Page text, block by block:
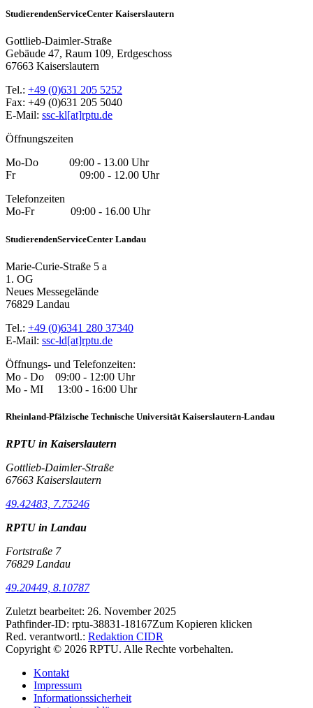
StudierendenServiceCenter Kaiserslautern
Gottlieb-Daimler-Straße
Gebäude 47, Raum 109, Erdgeschoss
67663 Kaiserslautern
Tel.: +49 (0)631 205 5252
Fax: +49 (0)631 205 5040
E-Mail: ssc-kl[at]rptu.de
Öffnungszeiten
Mo-Do 09:00 - 13.00 Uhr
Fr 09:00 - 12.00 Uhr
Telefonzeiten
Mo-Fr 09:00 - 16.00 Uhr
StudierendenServiceCenter Landau
Marie-Curie-Straße 5 a
1. OG
Neues Messegelände
76829 Landau
Tel.: +49 (0)6341 280 37340
E-Mail: ssc-ld[at]rptu.de
Öffnungs- und Telefonzeiten:
Mo - Do 09:00 - 12:00 Uhr
Mo - MI 13:00 - 16:00 Uhr
Rheinland-Pfälzische Technische Universität Kaiserslautern-Landau
RPTU in Kaiserslautern
Gottlieb-Daimler-Straße
67663 Kaiserslautern
49.42483, 7.75246
RPTU in Landau
Fortstraße 7
76829 Landau
49.20449, 8.10787
Zuletzt bearbeitet: 26. November 2025
Pathfinder-ID: rptu-38831-18167Zum Kopieren klicken
Red. verantwortl.: Redaktion CIDR
Copyright © 2026 RPTU. Alle Rechte vorbehalten.
Kontakt
Impressum
Informationssicherheit